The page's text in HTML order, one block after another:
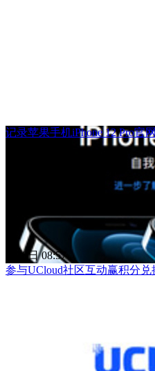
记录苹果手机iPhone 12 Pro官
月29日 08:57
参与UCloud社区互动赢积分